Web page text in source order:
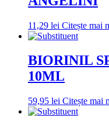
11,29 lei Citește mai
BIORINIL
10ML
59,95 lei Citește mai